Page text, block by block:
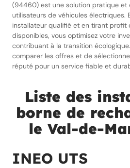
(94460) est une solution pratique et
utilisateurs de véhicules électriques.
installateur qualifié et en tirant profit
disponibles, vous optimisez votre
contribuant à la transition
comparer les offres et de
réputé pour un service fiable et
Liste des
borne de
le Val-de-
INEO UTS